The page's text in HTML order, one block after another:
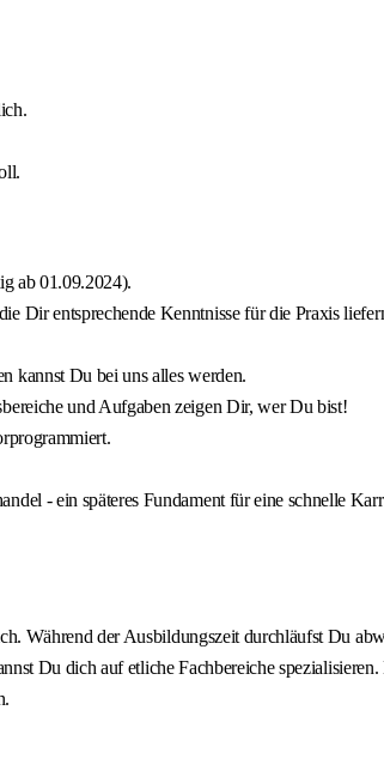
ab 01.09.2024).
Dir entsprechende Kenntnisse für die Praxis
kannst Du bei uns alles werden.
und Aufgaben zeigen Dir, wer Du bist!
- ein späteres Fundament für eine schnelle
Während der Ausbildungszeit durchläufst Du
Du dich auf etliche Fachbereiche